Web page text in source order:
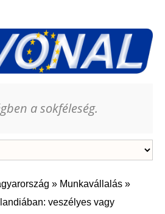
a sokféleség.
» Munkavállalás »
veszélyes vagy